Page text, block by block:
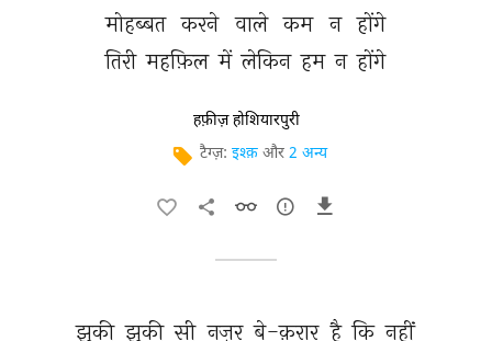
मोहब्बत करने वाले कम न होंगे
तिरी महफ़िल में लेकिन हम न होंगे
हफ़ीज़ होशियारपुरी
टैग्ज़: इश्क़ और 2 अन्य
झुकी झुकी सी नज़र बे-क़रार है कि नहीं